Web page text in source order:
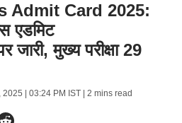
Admit Card 2025:
एडमिट
मुख्य परीक्षा 29
2025 | 03:24 PM IST| 2 mins read